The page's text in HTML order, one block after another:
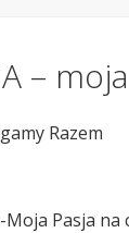
–
Razem
Pasja na